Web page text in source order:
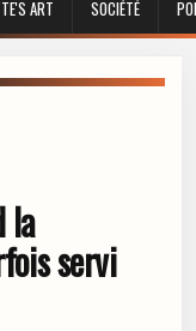
ART SOCIÉTÉ
la
servi